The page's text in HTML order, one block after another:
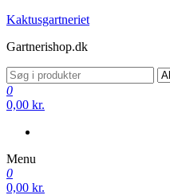
Videre
indhold
Kaktusgartneriet
Gartnerishop.dk
0
0,00 kr.
Menu
0
0,00 kr.